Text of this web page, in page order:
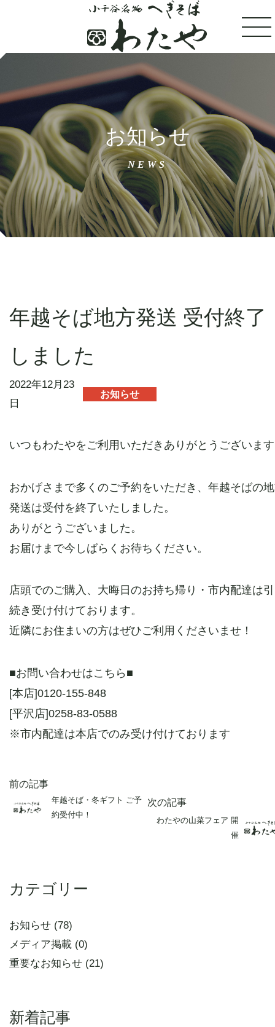
トップ
100年フードへぎそば
わたやについて
店舗案内
オンラインショップ
お知らせ
お知らせ
NEWS
年越そば地方発送 受付終了
しました
2022年12月23
日
お知らせ
いつもわたやをご利用いただきありがとうございま
おかげさまで多くのご予約をいただき、年越そばの
発送は受付を終了いたしました。
ありがとうございました。
お届けまで今しばらくお待ちください。
店頭でのご購入、大晦日のお持ち帰り・市内配達は
続き受け付けております。
近隣にお住まいの方はぜひご利用くださいませ！
■お問い合わせはこちら■
[本店]0120-155-848
[平沢店]0258-83-0588
※市内配達は本店でのみ受け付けております
前の記事
年越そば・冬ギフト ご予
約受付中！
次の記事
わたやの山菜フェア 開
催
カテゴリー
お知らせ (78)
メディア掲載 (0)
重要なお知らせ (21)
新着記事